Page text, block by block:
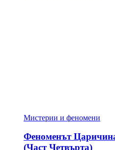
Мистерии и феномени
Феноменът
(Част Четвърта)